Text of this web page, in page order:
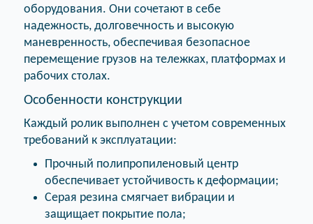
оборудования. Они сочетают в себе
надежность, долговечность и высокую
маневренность, обеспечивая безопасное
перемещение грузов на тележках, платформах и
рабочих столах.
Особенности конструкции
Каждый ролик выполнен с учетом современных
требований к эксплуатации:
Прочный полипропиленовый центр
обеспечивает устойчивость к деформации;
Серая резина смягчает вибрации и
защищает покрытие пола;